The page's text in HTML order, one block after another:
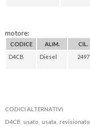
motore:
CODICE ALIM. CIL.
D4CB
Diesel 2497
CODICI ALTERNATIVI
D4CB usato usata revisionato